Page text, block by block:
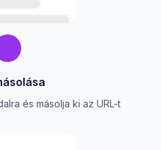
és másolja ki az URL-t